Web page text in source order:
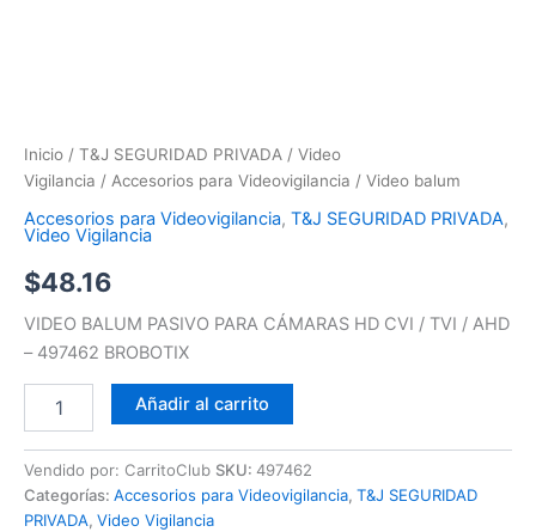
Inicio / T&J SEGURIDAD PRIVADA / Video
Vigilancia / Accesorios para Videovigilancia / Video balum
Accesorios para Videovigilancia, T&J SEGURIDAD PRIVADA,
Video Vigilancia
$48.16
VIDEO BALUM PASIVO PARA CÁMARAS HD CVI / TVI / AHD
– 497462 BROBOTIX
Añadir al carrito
Vendido por: CarritoClub SKU: 497462
Categorías: Accesorios para Videovigilancia, T&J SEGURIDAD
PRIVADA, Video Vigilancia